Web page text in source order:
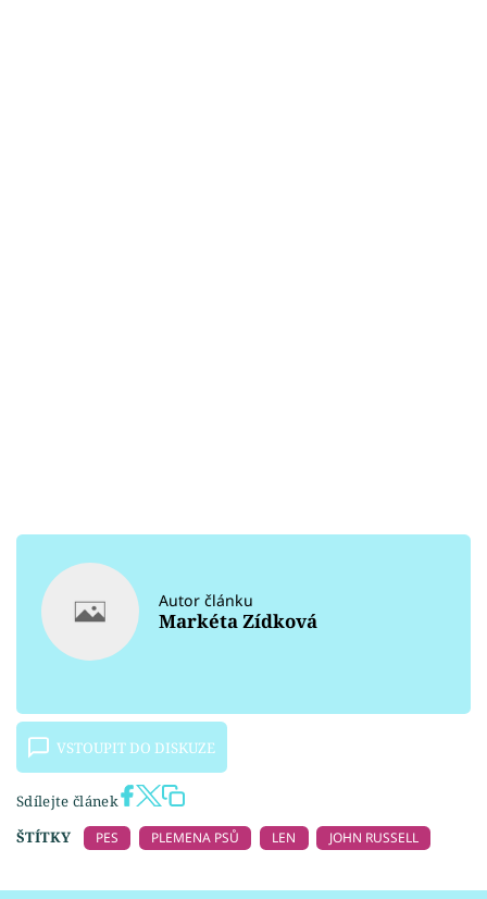
Autor článku
Markéta Zídková
VSTOUPIT DO DISKUZE
Sdílejte článek
ŠTÍTKY
PES PLEMENA PSŮ LEN JOHN RUSSELL